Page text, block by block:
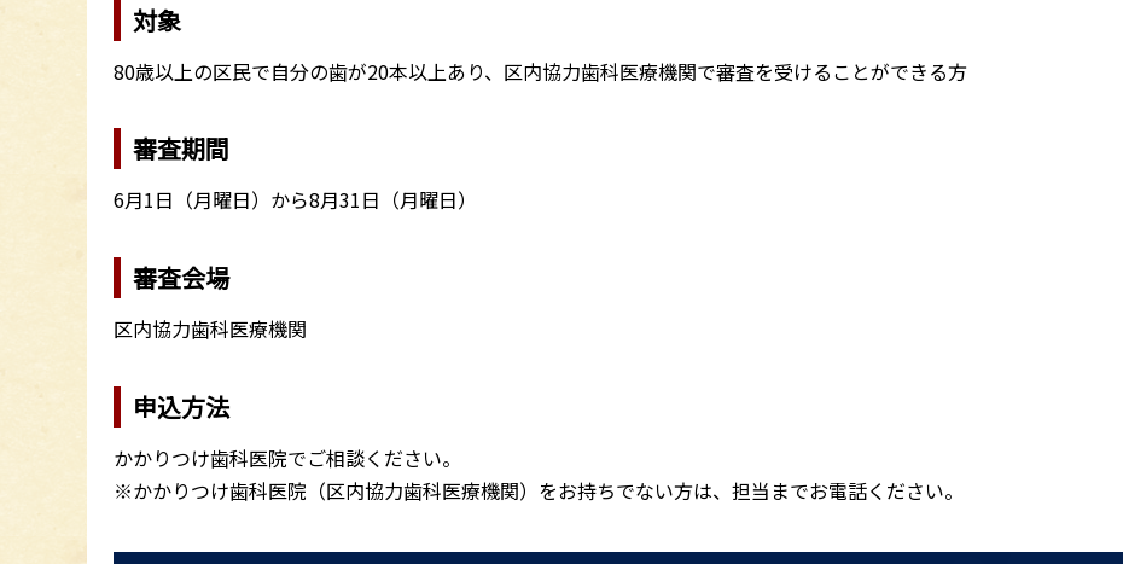
対象
80歳以上の区民で自分の歯が20本以上あり、区内協力歯科医療機関で審査を受けることができる方
審査期間
6月1日（月曜日）から8月31日（月曜日）
審査会場
区内協力歯科医療機関
申込方法
かかりつけ歯科医院でご相談ください。
※かかりつけ歯科医院（区内協力歯科医療機関）をお持ちでない方は、担当までお電話ください。